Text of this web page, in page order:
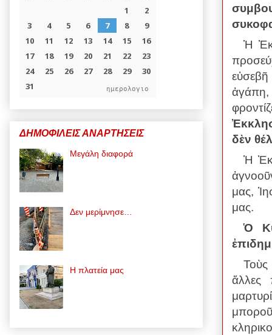
Ἡ
ἀγάπη,
δὲν
Ἡ
μας,
μας.
Ὁ
ἄλλες
ημερολογιο
ΔΗΜΟΦΙΛΕΙΣ ΑΝΑΡΤΗΣΕΙΣ
Μεγάλη διαφορά
Δεν μερίμνησε…
Η πλατεία μας